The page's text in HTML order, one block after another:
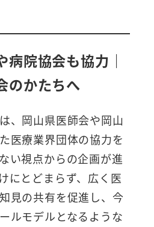
病院協会も協力｜
のかたちへ
、岡山県医師会や岡山
医療業界団体の協力を
い視点からの企画が進
にとどまらず、広く医
見の共有を促進し、今
ルモデルとなるような